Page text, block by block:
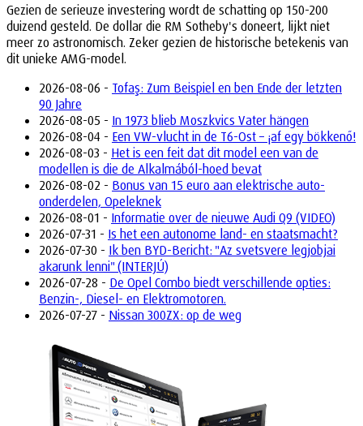
Gezien de serieuze investering wordt de schatting op 150-200
duizend gesteld. De dollar die RM Sotheby's doneert, lijkt niet
meer zo astronomisch. Zeker gezien de historische betekenis van
dit unieke AMG-model.
2026-08-06 - Tofaş: Zum Beispiel en ben Ende der letzten
90 Jahre
2026-08-05 - In 1973 blieb Moszkvics Vater hängen
2026-08-04 - Een VW-vlucht in de T6-Ost – ¡af egy bökkenő!
2026-08-03 - Het is een feit dat dit model een van de
modellen is die de Alkalmából-hoed bevat
2026-08-02 - Bonus van 15 euro aan elektrische auto-
onderdelen, Opeleknek
2026-08-01 - Informatie over de nieuwe Audi Q9 (VIDEO)
2026-07-31 - Is het een autonome land- en staatsmacht?
2026-07-30 - Ik ben BYD-Bericht: "Az svetsvere legjobjai
akarunk lenni" (INTERJÚ)
2026-07-28 - De Opel Combo biedt verschillende opties:
Benzin-, Diesel- en Elektromotoren.
2026-07-27 - Nissan 300ZX: op de weg